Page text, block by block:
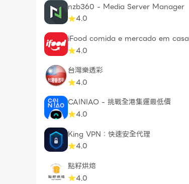
nzb360 - Media Server Manager
4.0
iFood comida e mercado em casa
4.0
台灣樂透彩
4.0
CAINIAO - 挑戰全港集運最低價
4.0
King VPN：快速安全代理
4.0
點籽烘焙
4.0